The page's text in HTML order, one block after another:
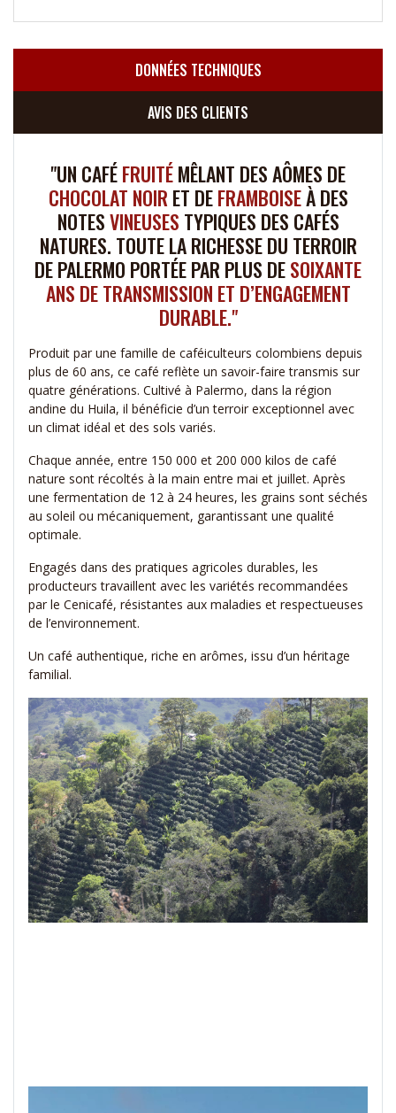
DONNÉES TECHNIQUES
AVIS DES CLIENTS
"UN CAFÉFRUITÉMÊLANT DES AÔMES DE
CHOCOLAT NOIR ET DEFRAMBOISEÀ DES
NOTESVINEUSES TYPIQUES DES CAFÉS
NATURES. TOUTE LA RICHESSE DU TERROIR
DE PALERMO PORTÉE PAR PLUS DESOIXANTE
ANS DE TRANSMISSION ET D’ENGAGEMENT
DURABLE."
Produit par une famille de caféiculteurs colombiens depuis
plus de 60 ans, ce café reflète un savoir-faire transmis sur
quatre générations. Cultivé à Palermo, dans la région
andine du Huila, il bénéficie d’un terroir exceptionnel avec
un climat idéal et des sols variés.
Chaque année, entre 150 000 et 200 000 kilos de café
nature sont récoltés à la main entre mai et juillet. Après
une fermentation de 12 à 24 heures, les grains sont séchés
au soleil ou mécaniquement, garantissant une qualité
optimale.
Engagés dans des pratiques agricoles durables, les
producteurs travaillent avec les variétés recommandées
par le Cenicafé, résistantes aux maladies et respectueuses
de l’environnement.
Un café authentique, riche en arômes, issu d’un héritage
familial.